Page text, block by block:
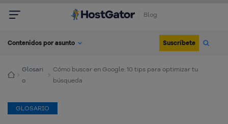
Blog
Contenidos por asunto Suscríbete
Glosari
o
Cómo buscar en Google: 10 tips para optimizar tu
búsqueda
GLOSARIO